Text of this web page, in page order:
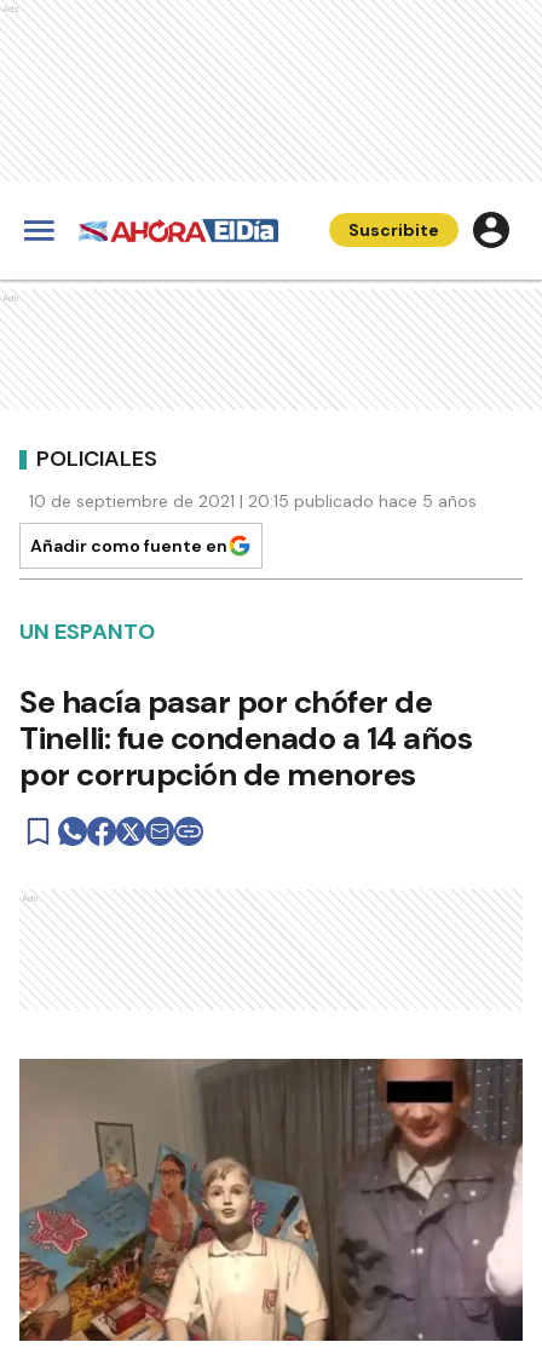
Ads
Suscribite
Ads
POLICIALES
10 de septiembre de 2021 | 20:15 publicado hace 5 años
Añadir como fuente en
UN ESPANTO
Se hacía pasar por chófer de
Tinelli: fue condenado a 14 años
por corrupción de menores
Ads